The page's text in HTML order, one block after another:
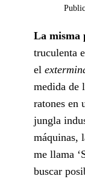
La misma
truculenta
el
medida de
ratones en
jungla
máquinas,
me llama
buscar